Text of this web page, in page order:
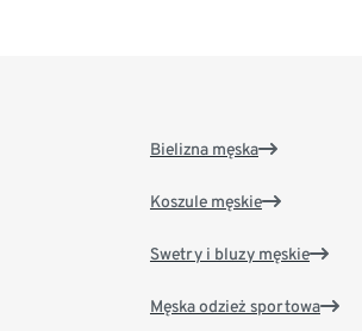
Bielizna męska
Koszule męskie
Swetry i bluzy męskie
Męska odzież sportowa